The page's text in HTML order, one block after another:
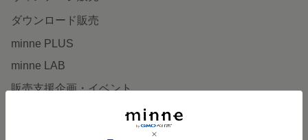
ダウンロード販売
minne PLUS
minne LAB
販売支援企画・イベント